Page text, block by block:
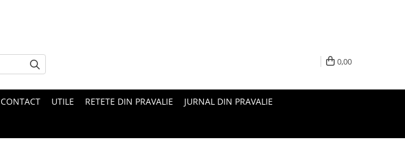
0,00
CONTACT UTILE RETETE DIN PRAVALIE JURNAL DIN PRAVALIE